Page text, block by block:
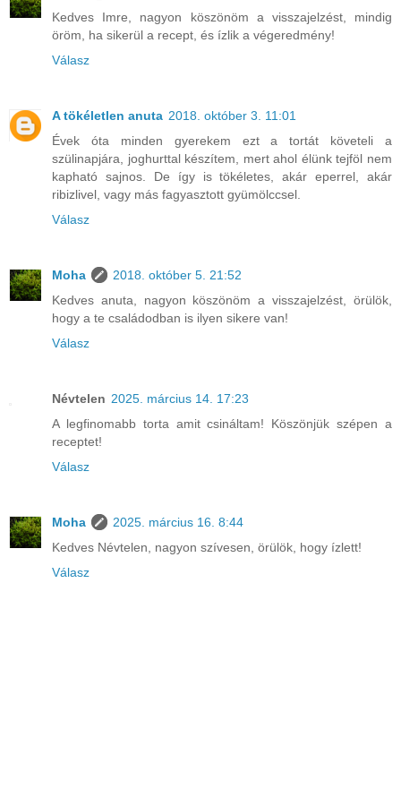
Kedves Imre, nagyon köszönöm a visszajelzést, mindig
öröm, ha sikerül a recept, és ízlik a végeredmény!
Válasz
A tökéletlen anuta 2018. október 3. 11:01
Évek óta minden gyerekem ezt a tortát követeli a
szülinapjára, joghurttal készítem, mert ahol élünk tejföl nem
kapható sajnos. De így is tökéletes, akár eperrel, akár
ribizlivel, vagy más fagyasztott gyümölccsel.
Válasz
Moha
2018. október 5. 21:52
Kedves anuta, nagyon köszönöm a visszajelzést, örülök,
hogy a te családodban is ilyen sikere van!
Válasz
Névtelen 2025. március 14. 17:23
A legfinomabb torta amit csináltam! Köszönjük szépen a
receptet!
Válasz
Moha
2025. március 16. 8:44
Kedves Névtelen, nagyon szívesen, örülök, hogy ízlett!
Válasz